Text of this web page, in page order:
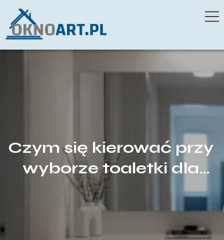
Czym się kierować przy
wyborze toaletki dla
dziewczyny, by mebel
rósł razem z jej
potrzebami?